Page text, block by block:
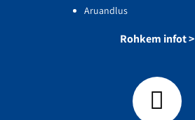
Aruandlus
Rohkem infot >